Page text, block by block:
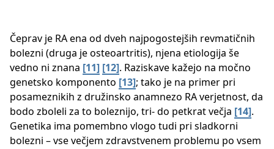
Čeprav je RA ena od dveh najpogostejših revmatičnih
bolezni (druga je osteoartritis), njena etiologija še
vedno ni znana ​ [11] [12]. Raziskave kažejo na močno
genetsko komponento [13]​; tako je na primer pri
posameznikih z družinsko anamnezo RA verjetnost, da
bodo zboleli za to boleznijo, tri- do petkrat večja ​ [14]​.
Genetika ima pomembno vlogo tudi pri sladkorni
bolezni – vse večjem zdravstvenem problemu po vsem